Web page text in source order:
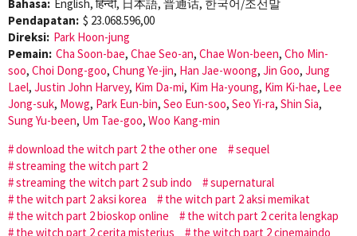
Bahasa: English, हिन्दी, 日本語, 普通话, 한국어/조선말
Pendapatan: $ 23.068.596,00
Direksi: Park Hoon-jung
Pemain: Cha Soon-bae, Chae Seo-an, Chae Won-been, Cho Min-
soo, Choi Dong-goo, Chung Ye-jin, Han Jae-woong, Jin Goo, Jung
Lael, Justin John Harvey, Kim Da-mi, Kim Ha-young, Kim Ki-hae, Lee
Jong-suk, Mowg, Park Eun-bin, Seo Eun-soo, Seo Yi-ra, Shin Sia,
Sung Yu-been, Um Tae-goo, Woo Kang-min
download the witch part 2 the other one
sequel
streaming the witch part 2
streaming the witch part 2 sub indo
supernatural
the witch part 2 aksi korea
the witch part 2 aksi memikat
the witch part 2 bioskop online
the witch part 2 cerita lengkap
the witch part 2 cerita misterius
the witch part 2 cinemaindo